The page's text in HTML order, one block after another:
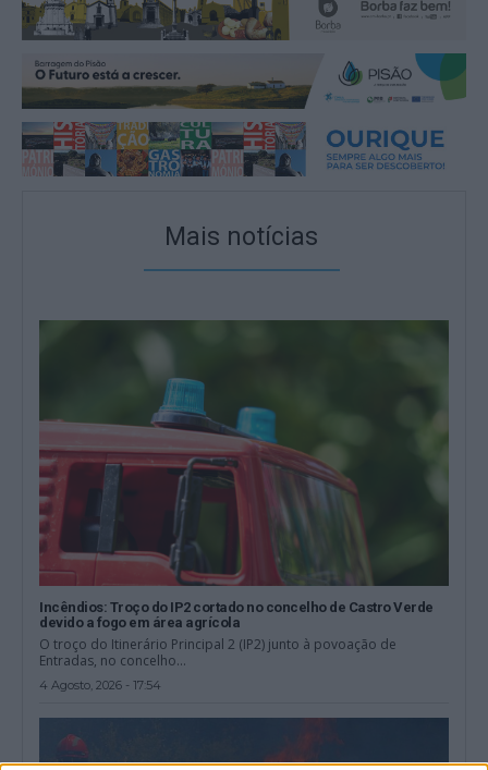
Mais notícias
Incêndios: Troço do IP2 cortado no concelho de Castro Verde
devido a fogo em área agrícola
O troço do Itinerário Principal 2 (IP2) junto à povoação de
Entradas, no concelho...
4 Agosto, 2026 - 17:54